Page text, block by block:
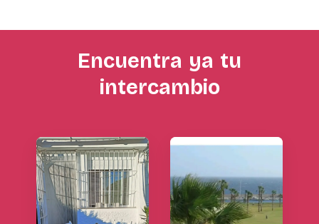
Encuentra ya tu
intercambio